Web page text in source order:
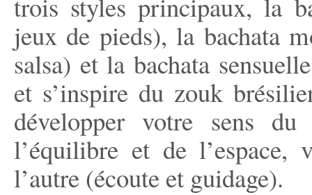
jeux de pieds), la bachata
salsa) et la bachata
et s’inspire du zouk
développer votre sens
l’équilibre et de
l’autre (écoute et guidage).